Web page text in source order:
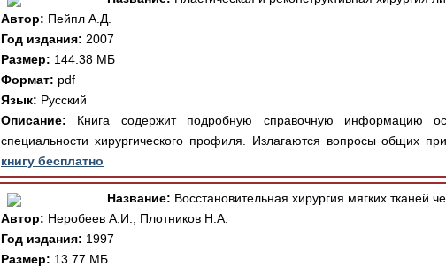
Автор: Пейпл А.Д.
Год издания: 2007
Размер: 144.38 МБ
Формат: pdf
Язык: Русский
Описание: Книга содержит подробную справочную информацию
специальности хирургического профиля. Излагаются вопросы общих
книгу бесплатно
Название: Восстановительная хирургия мягких тканей
Автор: Неробеев А.И., Плотников Н.А.
Год издания: 1997
Размер: 13.77 МБ